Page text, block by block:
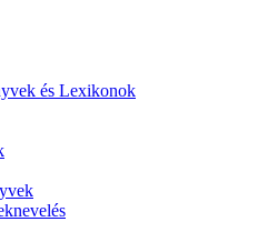
és Lexikonok